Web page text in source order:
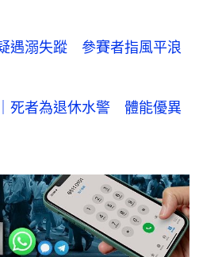
遇溺失蹤 參賽者指風平浪
死者為退休水警 體能優異